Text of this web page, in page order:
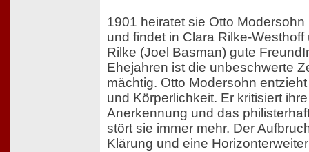
1901 heiratet sie Otto
und findet in Clara Rilke-
Rilke (Joel Basman) gute
Ehejahren ist die unbeschwerte
mächtig. Otto Modersohn
und Körperlichkeit. Er kritisiert
Anerkennung und das
stört sie immer mehr. Der
Klärung und eine